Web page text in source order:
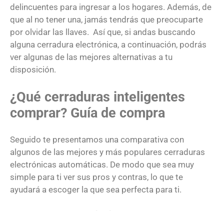
delincuentes para ingresar a los hogares. Además, de
que al no tener una, jamás tendrás que preocuparte
por olvidar las llaves. Así que, si andas buscando
alguna cerradura electrónica, a continuación, podrás
ver algunas de las mejores alternativas a tu
disposición.
¿Qué cerraduras inteligentes
comprar? Guía de compra
Seguido te presentamos una comparativa con
algunos de las mejores y más populares cerraduras
electrónicas automáticas. De modo que sea muy
simple para ti ver sus pros y contras, lo que te
ayudará a escoger la que sea perfecta para ti.